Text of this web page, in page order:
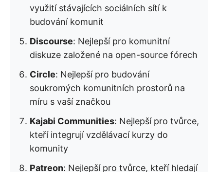
využití stávajících sociálních sítí k
budování komunit
Discourse: Nejlepší pro komunitní
diskuze založené na open-source fórech
Circle: Nejlepší pro budování
soukromých komunitních prostorů na
míru s vaší značkou
Kajabi Communities: Nejlepší pro tvůrce,
kteří integrují vzdělávací kurzy do
komunity
Patreon: Nejlepší pro tvůrce, kteří hledají